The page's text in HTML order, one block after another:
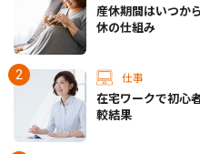
産休期間はいつか
休の仕組み
仕事
在宅ワークで初心
較結果